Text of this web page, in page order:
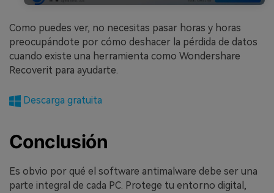
Como puedes ver, no necesitas pasar horas y horas
preocupándote por cómo deshacer la pérdida de datos
cuando existe una herramienta como Wondershare
Recoverit para ayudarte.
Descarga gratuita
Conclusión
Es obvio por qué el software antimalware debe ser una
parte integral de cada PC. Protege tu entorno digital,